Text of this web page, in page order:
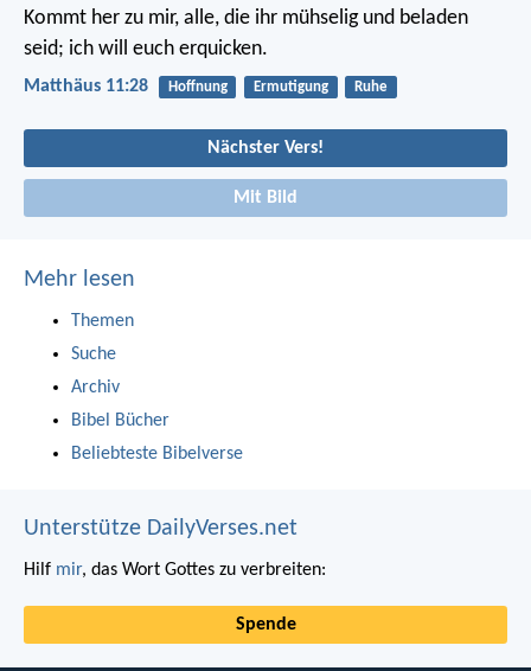
Kommt her zu mir, alle, die ihr mühselig und beladen
seid; ich will euch erquicken.
Matthäus 11:28 Hoffnung Ermutigung Ruhe
Nächster Vers!
Mit Bild
Mehr lesen
Themen
Suche
Archiv
Bibel Bücher
Beliebteste Bibelverse
Unterstütze DailyVerses.net
Hilf mir, das Wort Gottes zu verbreiten:
Spende